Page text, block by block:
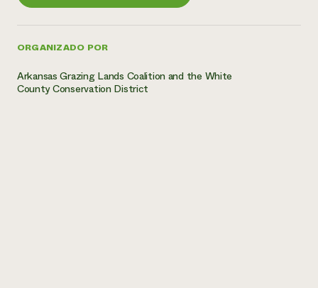
ORGANIZADO POR
Arkansas Grazing Lands Coalition and the White
County Conservation District